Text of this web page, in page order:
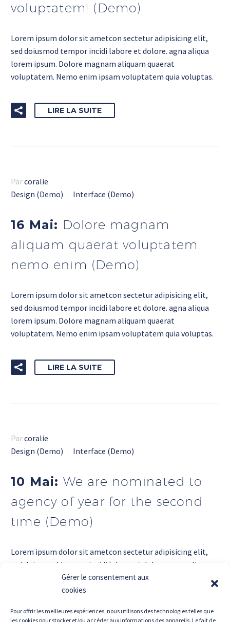
Gérer le consentement aux
cookies
Pour offrir les meilleures expériences, nous utilisons des technologies telles que
les cookies pour stocker et/ou accéder aux informations des appareils. Le fait de
voluptatem! (Demo)
Lorem ipsum dolor sit ametcon sectetur adipisicing elit,
sed doiusmod tempor incidi labore et dolore. agna aliqua
lorem ipsum. Dolore magnam aliquam quaerat
voluptatem. Nemo enim ipsam voluptatem quia voluptas.
LIRE LA SUITE
Parcoralie
Design (Demo)
Interface (Demo)
16 Mai: Dolore magnam
aliquam quaerat voluptatem
nemo enim (Demo)
Lorem ipsum dolor sit ametcon sectetur adipisicing elit,
sed doiusmod tempor incidi labore et dolore. agna aliqua
lorem ipsum. Dolore magnam aliquam quaerat
voluptatem. Nemo enim ipsam voluptatem quia voluptas.
LIRE LA SUITE
Parcoralie
Design (Demo)
Interface (Demo)
10 Mai: We are nominated to
agency of year for the second
time (Demo)
Lorem ipsum dolor sit ametcon sectetur adipisicing elit,
sed doiusmod tempor incidi labore et dolore. agna aliqua
lorem ipsum. Dolore magnam aliquam quaerat
voluptatem. Nemo enim ipsam voluptatem quia voluptas.